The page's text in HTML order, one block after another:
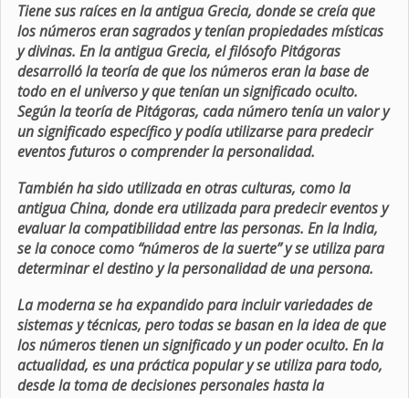
Tiene sus raíces en la antigua Grecia, donde se creía que
los números eran sagrados y tenían propiedades místicas
y divinas. En la antigua Grecia, el filósofo Pitágoras
desarrolló la teoría de que los números eran la base de
todo en el universo y que tenían un significado oculto.
Según la teoría de Pitágoras, cada número tenía un valor y
un significado específico y podía utilizarse para predecir
eventos futuros o comprender la personalidad.
También ha sido utilizada en otras culturas, como la
antigua China, donde era utilizada para predecir eventos y
evaluar la compatibilidad entre las personas. En la India,
se la conoce como “números de la suerte” y se utiliza para
determinar el destino y la personalidad de una persona.
La moderna se ha expandido para incluir variedades de
sistemas y técnicas, pero todas se basan en la idea de que
los números tienen un significado y un poder oculto. En la
actualidad, es una práctica popular y se utiliza para todo,
desde la toma de decisiones personales hasta la